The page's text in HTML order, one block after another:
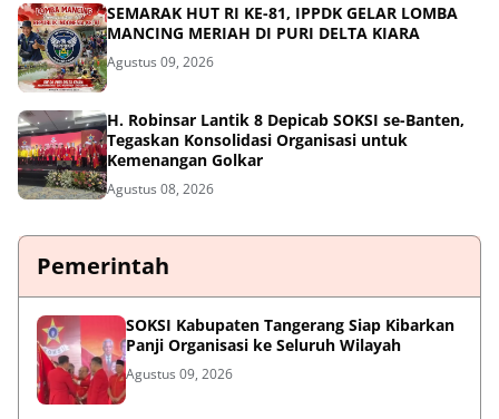
SEMARAK HUT RI KE-81, IPPDK GELAR LOMBA
MANCING MERIAH DI PURI DELTA KIARA
Agustus 09, 2026
H. Robinsar Lantik 8 Depicab SOKSI se-Banten,
Tegaskan Konsolidasi Organisasi untuk
Kemenangan Golkar
Agustus 08, 2026
Pemerintah
SOKSI Kabupaten Tangerang Siap Kibarkan
Panji Organisasi ke Seluruh Wilayah
Agustus 09, 2026